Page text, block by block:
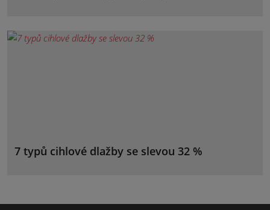
7 typů cihlové dlažby se slevou 32 %